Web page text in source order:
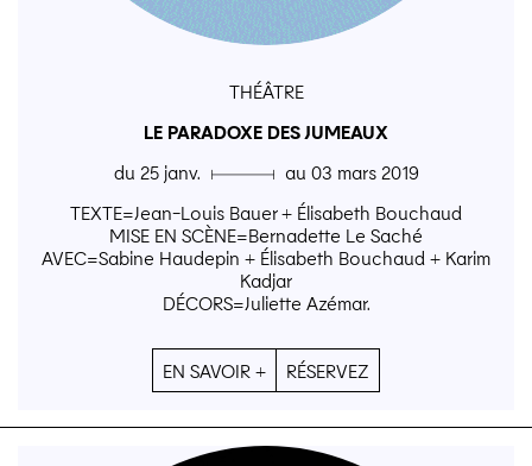
THÉÂTRE
LE PARADOXE DES JUMEAUX
du 25 janv. ▄ au 03 mars 2019
TEXTE=Jean-Louis Bauer + Élisabeth Bouchaud
MISE EN SCÈNE=Bernadette Le Saché
AVEC=Sabine Haudepin + Élisabeth Bouchaud + Karim
Kadjar
DÉCORS=Juliette Azémar.
EN SAVOIR + RÉSERVEZ